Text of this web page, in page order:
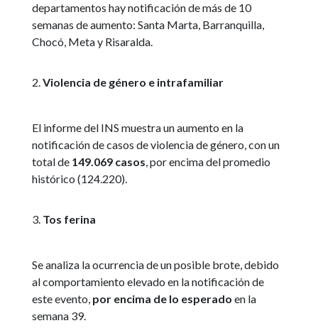
departamentos hay notificación de más de 10
semanas de aumento: Santa Marta, Barranquilla,
Chocó, Meta y Risaralda.
Violencia de género e intrafamiliar
El informe del INS muestra un aumento en la
notificación de casos de violencia de género, con un
total de 149.069 casos, por encima del promedio
histórico (124.220).
Tos ferina
Se analiza la ocurrencia de un posible brote, debido
al comportamiento elevado en la notificación de
este evento, por encima de lo esperado en la
semana 39.